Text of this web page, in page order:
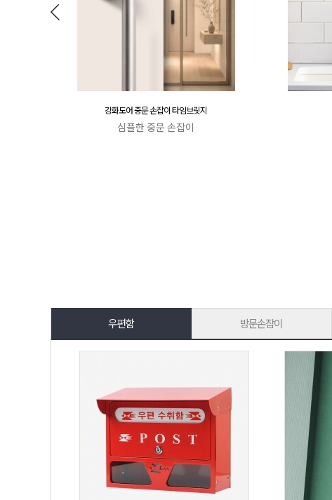
강화도어 중문 손잡이 타임브릿지
심플한 중문 손잡이
우편함 방문손잡이